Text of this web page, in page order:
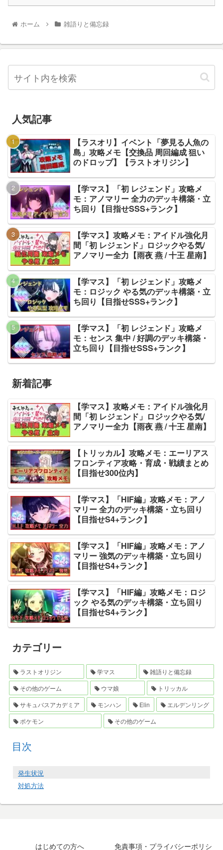
ホーム 雑語りと備忘録
人気記事
【ラスオリ】イベント「夢見る人魚の
島」攻略メモ【交換品 周回編成 狙い
のドロップ】【ラストオリジン】
【学マス】「初 レジェンド」攻略メ
モ：アノマリー 全力のデッキ構築・立
ち回り【目指せSSS+ランク】
【学マス】攻略メモ：アイドル強化月
間「初 レジェンド」ロジックやる気/
アノマリー全力【雨夜 燕 / 十王 星南】
【学マス】「初 レジェンド」攻略メ
モ：ロジック やる気のデッキ構築・立
ち回り【目指せSSS+ランク】
【学マス】「初 レジェンド」攻略メ
モ：センス 集中 / 好調のデッキ構築・
立ち回り【目指せSSS+ランク】
新着記事
【学マス】攻略メモ：アイドル強化月
間「初 レジェンド」ロジックやる気/
アノマリー全力【雨夜 燕 / 十王 星南】
【トリッカル】攻略メモ：エーリアス
フロンティア攻略・育成・戦績まとめ
【目指せ300位内】
【学マス】「HIF編」攻略メモ：アノ
マリー 全力のデッキ構築・立ち回り
【目指せS4+ランク】
【学マス】「HIF編」攻略メモ：アノ
マリー 強気のデッキ構築・立ち回り
【目指せS4+ランク】
【学マス】「HIF編」攻略メモ：ロジ
ック やる気のデッキ構築・立ち回り
【目指せS4+ランク】
カテゴリー
ラストオリジン 学マス
雑語りと備忘録
その他のゲーム
ウマ娘
トリッカル
サキュバスアカデミア
モンハン Elin
エルデンリング
ポケモン
その他のゲーム
目次
発生状況
対処方法
はじめての方へ 免責事項・プライバシーポリシ